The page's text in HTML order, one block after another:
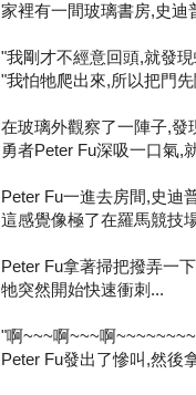
家裡有一間玻璃書房,史迪
"我剛才不經意回頭,就發
"我怕牠爬出來,所以把門
在玻璃外觀察了一陣子,發
勇者Peter Fu深吸一口氣,
Peter Fu一進去房間,史迪
這感覺像極了在羅馬競技
Peter Fu拿著掃把撥弄一
牠突然開始快速衝刺...
"啊~~~啊~~~啊
Peter Fu發出了慘叫,然後